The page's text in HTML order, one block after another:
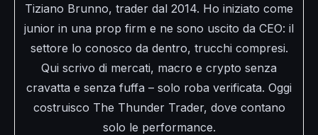
Tiziano Brunno, trader dal 2014. Ho iniziato come
junior in una prop firm e ne sono uscito da CEO: il
settore lo conosco da dentro, trucchi compresi.
Qui scrivo di mercati, macro e crypto senza
cravatta e senza fuffa – solo roba verificata. Oggi
costruisco The Thunder Trader, dove contano
solo le performance.